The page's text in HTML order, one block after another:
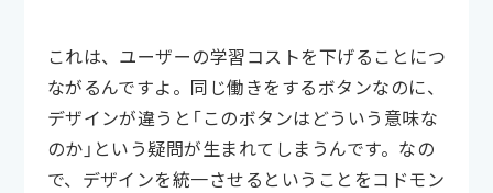
これは、ユーザーの学習コストを下げることにつ
ながるんですよ。同じ働きをするボタンなのに、
デザインが違うと「このボタンはどういう意味な
のか」という疑問が生まれてしまうんです。なの
で、デザインを統一させるということをコドモン